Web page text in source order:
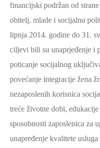
financijski podržan od
obitelj, mlade i socijalnu
lipnja 2014. godine do 31.
ciljevi bili su unaprjeđenje i
poticanje socijalnog
povećanje integracije žena
nezaposlenih korisnica
treće životne dobi,
sposobnosti zaposlenica za
unapređenje kvalitete